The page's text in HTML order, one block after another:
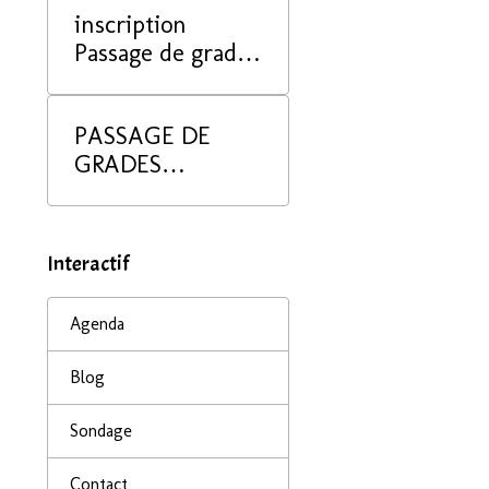
inscription
Passage de grade
PASSAGE DE
GRADES
Interactif
Agenda
Blog
Sondage
Contact